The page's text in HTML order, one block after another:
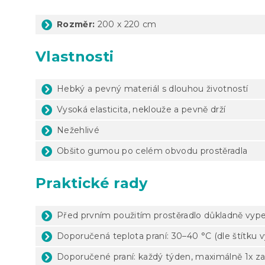
Rozměr: 200 x 220 cm
Vlastnosti
Hebký a pevný materiál s dlouhou životností
Vysoká elasticita, neklouže a pevně drží
Nežehlivé
Obšito gumou po celém obvodu prostěradla
Praktické rady
Před prvním použitím prostěradlo důkladně
Doporučená teplota praní: 30–40 °C (dle štítku
Doporučené praní: každý týden, maximálně 1x